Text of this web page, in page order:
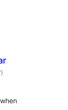
total
de
)